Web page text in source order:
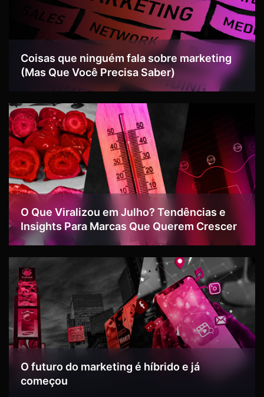
Coisas que ninguém fala sobre marketing
(Mas Que Você Precisa Saber)
O Que Viralizou em Julho? Tendências e
Insights Para Marcas Que Querem Crescer
O futuro do marketing é híbrido e já
começou